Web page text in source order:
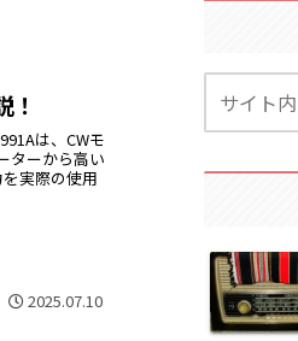
！
は、CWモ
ターから高い
実際の使用
2025.07.10